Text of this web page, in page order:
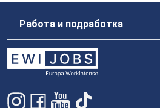
Работа и подработка